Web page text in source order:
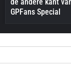
GPFans Special